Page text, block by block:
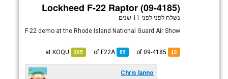
Lockheed F-22 Raptor (09-4185)
נשלח לפני לפני 11 שנים
F-22 demo at the Rhode Island National Guard Air Show
16
89
F22A
205
KOQU
Chris lanno